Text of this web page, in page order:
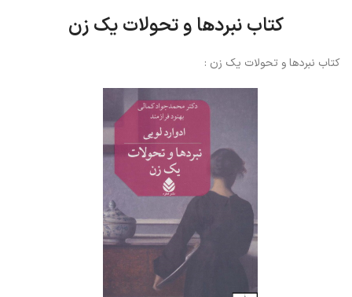
کتاب نبردها و تحولات یک زن
کتاب نبردها و تحولات یک زن :